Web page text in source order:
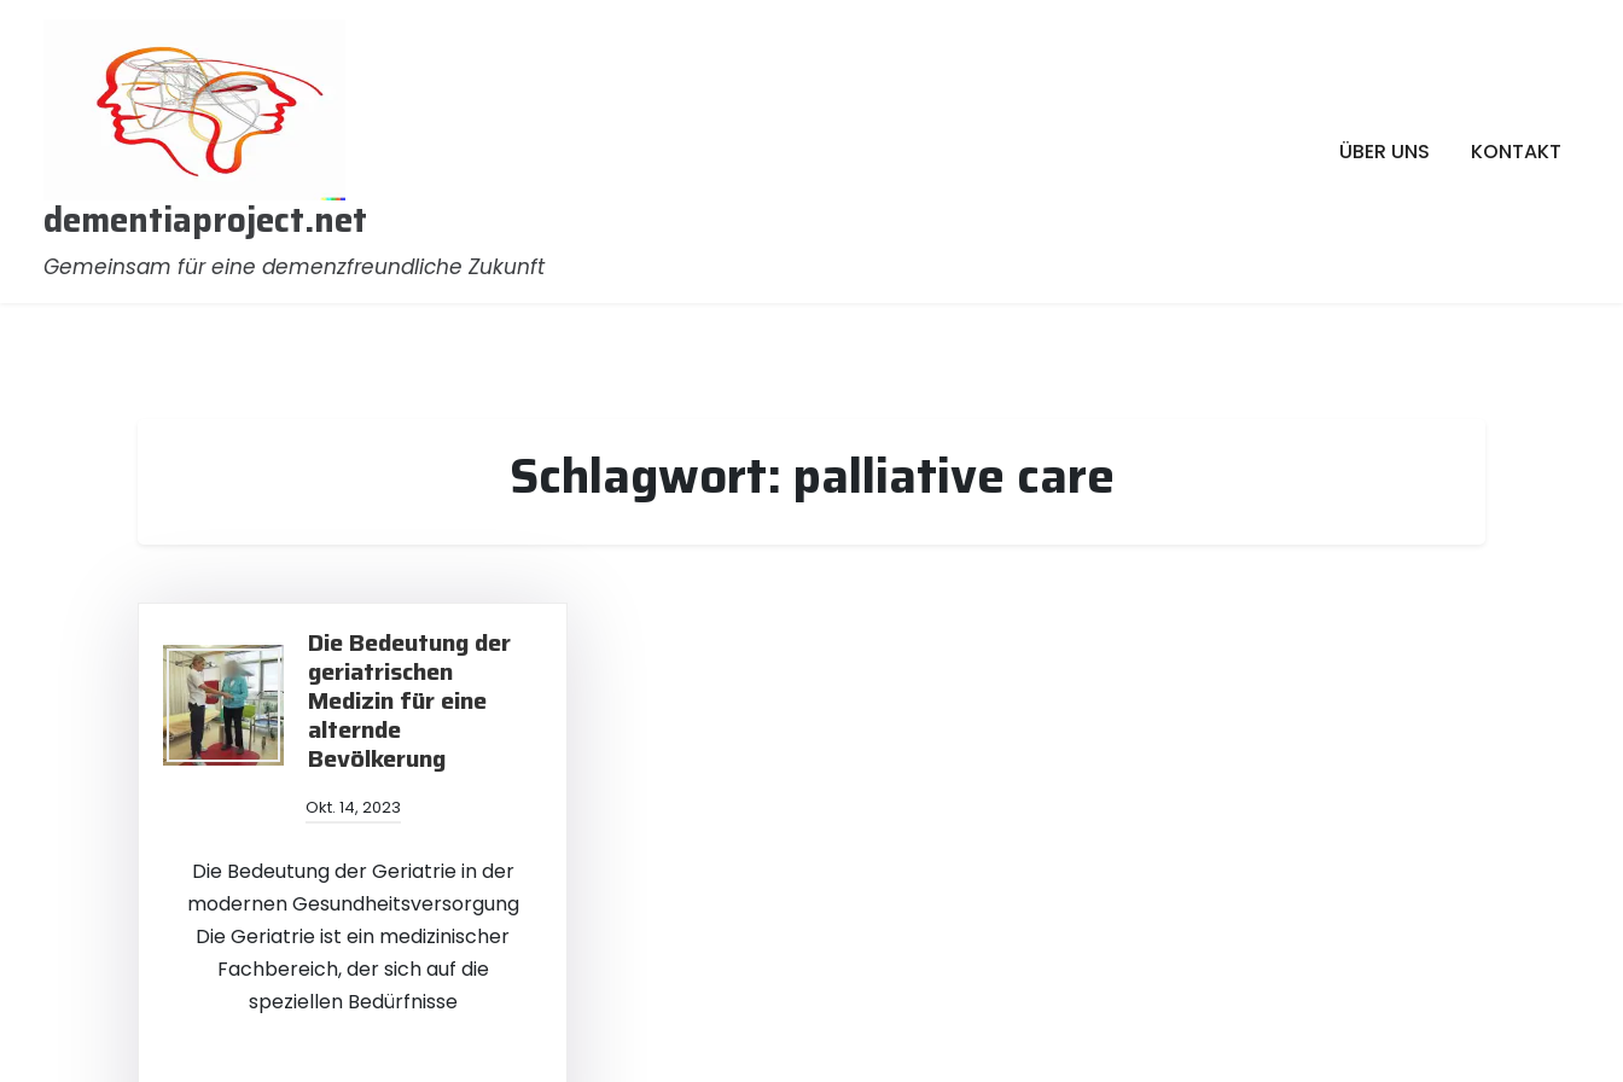
dementiaproject.net
Gemeinsam für eine demenzfreundliche Zukunft
ÜBER UNS KONTAKT
Schlagwort: palliative care
Die Bedeutung der
geriatrischen
Medizin für eine
alternde
Bevölkerung
Okt. 14, 2023
Die Bedeutung der Geriatrie in der
modernen Gesundheitsversorgung
Die Geriatrie ist ein medizinischer
Fachbereich, der sich auf die
speziellen Bedürfnisse